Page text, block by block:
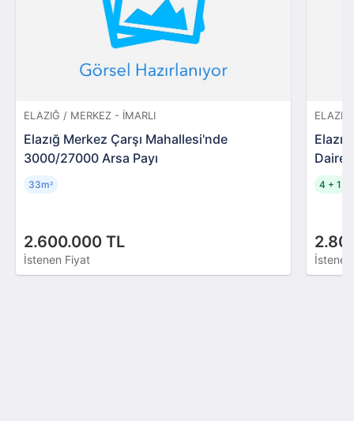
ELAZIĞ / MERKEZ - İMARLI
Elazığ Merkez Çarşı Mahallesi'nde
3000/27000 Arsa Payı
2.600.000 TL
İstenen Fiyat
33m²
Daire
4 + 1